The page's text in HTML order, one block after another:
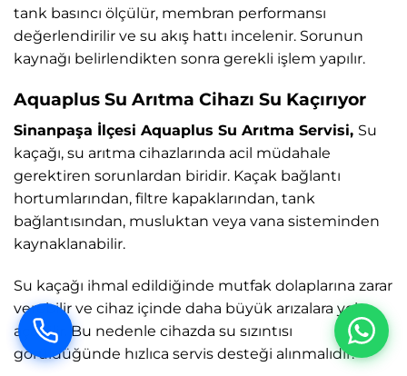
tank basıncı ölçülür, membran performansı
değerlendirilir ve su akış hattı incelenir. Sorunun
kaynağı belirlendikten sonra gerekli işlem yapılır.
Aquaplus Su Arıtma Cihazı Su Kaçırıyor
Sinanpaşa İlçesi Aquaplus Su Arıtma Servisi, Su
kaçağı, su arıtma cihazlarında acil müdahale
gerektiren sorunlardan biridir. Kaçak bağlantı
hortumlarından, filtre kapaklarından, tank
bağlantısından, musluktan veya vana sisteminden
kaynaklanabilir.
Su kaçağı ihmal edildiğinde mutfak dolaplarına zarar
verebilir ve cihaz içinde daha büyük arızalara yol
açabilir. Bu nedenle cihazda su sızıntısı
görüldüğünde hızlıca servis desteği alınmalıdır.